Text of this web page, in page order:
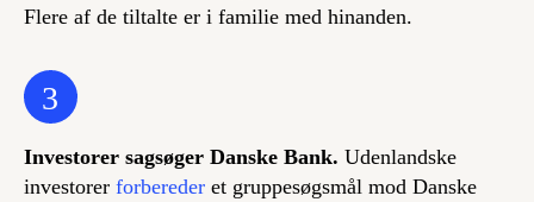
Flere af de tiltalte er i familie med hinanden.
3
Investorer sagsøger Danske Bank. Udenlandske
investorer forbereder et gruppesøgsmål mod Danske